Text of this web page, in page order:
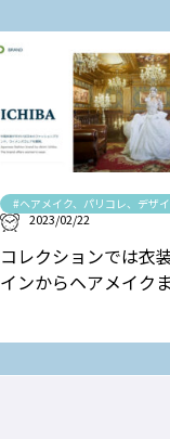
#ヘアメイク、パリコレ、デザ
2023/02/22
コレクションでは衣
インからヘアメイク